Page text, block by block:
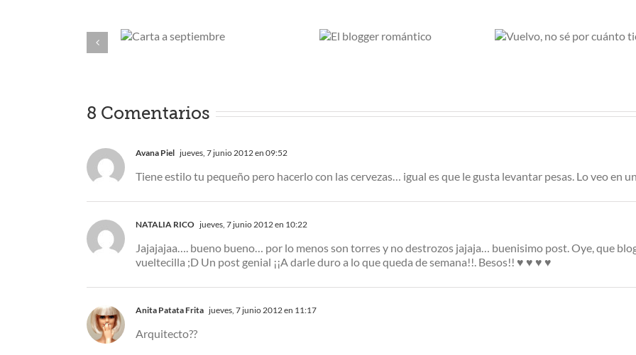
septiembre
Vuelvo, no sé por
8 Comentarios
Avana Piel jueves, 7 junio 2012 en 09:52
Tiene estilo tu pequeño pero hacerlo con las cervezas… igual es que le gusta levantar pesas. Lo veo en
NATALIA RICO jueves, 7 junio 2012 en 10:22
Jajajajaa…. bueno bueno… por lo menos son torres y no destrozos jajaja… buenisimo post. Oye, que
vueltecilla ;D Un post genial ¡¡A darle duro a lo que queda de semana!!. Besos!! ♥ ♥ ♥ ♥
Anita Patata Frita jueves, 7 junio 2012 en 11:17
Arquitecto??